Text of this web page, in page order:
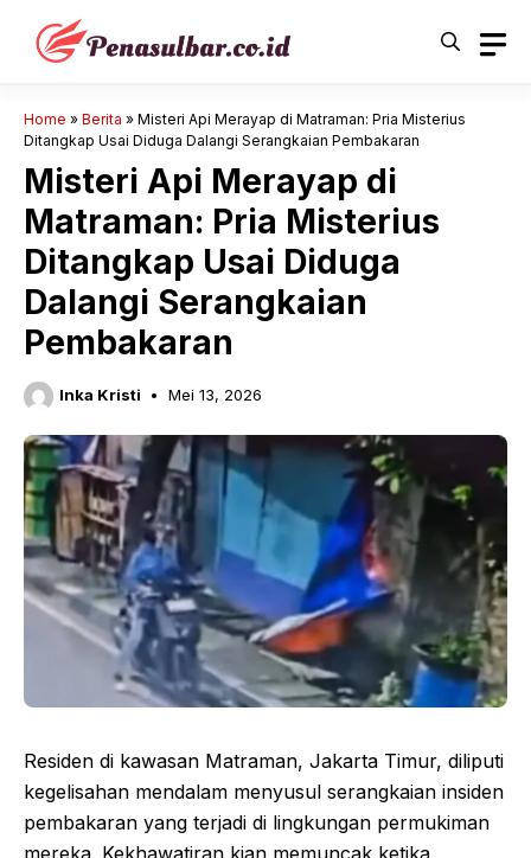
Langsung
Home » Berita » Misteri Api Merayap di Matraman: Pria Misterius
Ditangkap Usai Diduga Dalangi Serangkaian Pembakaran
Misteri Api Merayap di
Matraman: Pria Misterius
Ditangkap Usai Diduga
Dalangi Serangkaian
Pembakaran
Inka Kristi Mei 13, 2026
Residen di kawasan Matraman, Jakarta Timur, diliputi
kegelisahan mendalam menyusul serangkaian insiden
pembakaran yang terjadi di lingkungan permukiman
mereka. Kekhawatiran kian memuncak ketika